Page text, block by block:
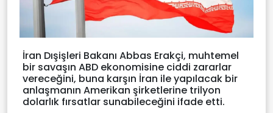
İran Dışişleri Bakanı Abbas Erakçi, muhtemel
bir savaşın ABD ekonomisine ciddi zararlar
vereceğini, buna karşın İran ile yapılacak bir
anlaşmanın Amerikan şirketlerine trilyon
dolarlık fırsatlar sunabileceğini ifade etti.